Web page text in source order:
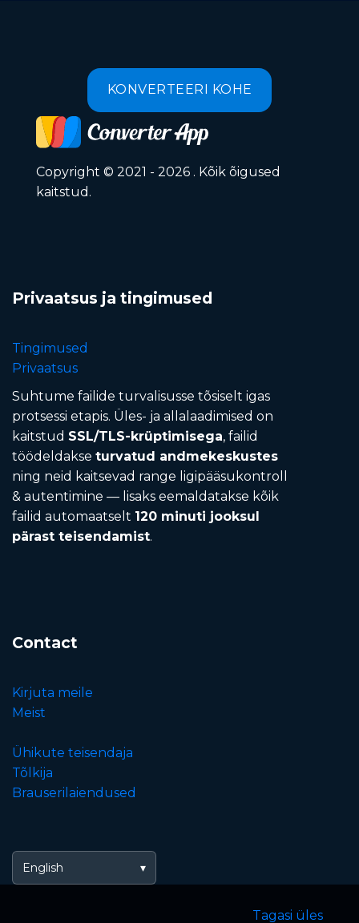
KONVERTEERI KOHE
Copyright © 2021 - 2026 . Kõik õigused
kaitstud.
Privaatsus ja tingimused
Tingimused
Privaatsus
Suhtume failide turvalisusse tõsiselt igas
protsessi etapis. Üles- ja allalaadimised on
kaitstud SSL/TLS-krüptimisega, failid
töödeldakse turvatud andmekeskustes
ning neid kaitsevad range ligipääsukontroll
& autentimine — lisaks eemaldatakse kõik
failid automaatselt 120 minuti jooksul
pärast teisendamist.
Contact
Kirjuta meile
Meist
Ühikute teisendaja
Tõlkija
Brauserilaiendused
English
Tagasi üles